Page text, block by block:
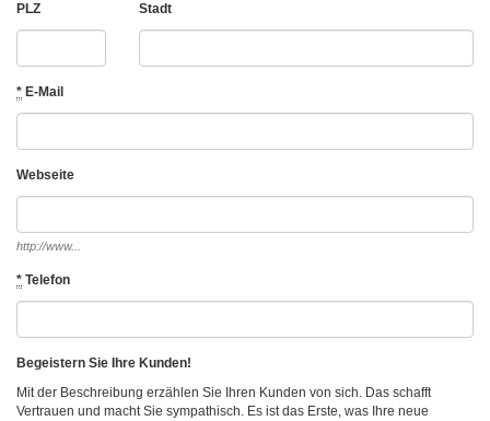
PLZ Stadt
* E-Mail
Webseite
http://www...
* Telefon
Begeistern Sie Ihre Kunden!
Mit der Beschreibung erzählen Sie Ihren Kunden von sich. Das schafft
Vertrauen und macht Sie sympathisch. Es ist das Erste, was Ihre neue